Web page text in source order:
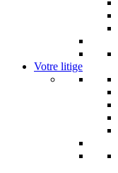
Votre litige